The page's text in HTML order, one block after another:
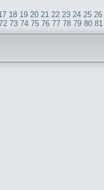
18 19 20 21 22 23 24 25 26
73 74 75 76 77 78 79 80 81